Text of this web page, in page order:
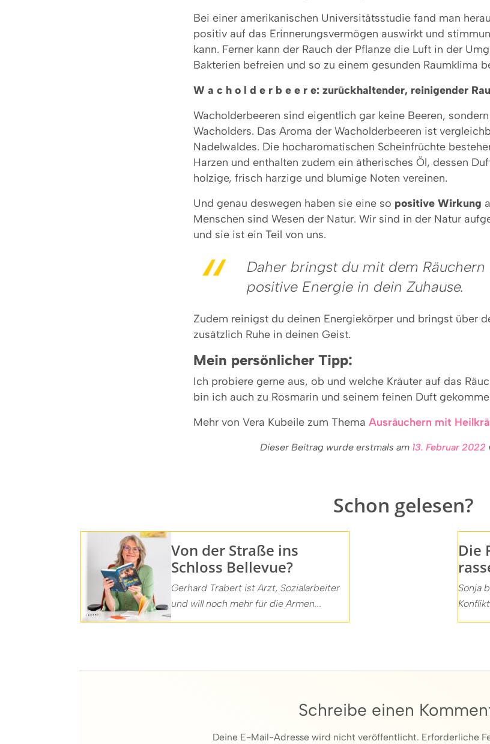
Bei einer amerikanischen Universitätsstudie fand man
positiv auf das Erinnerungsvermögen auswirkt und
kann. Ferner kann der Rauch der Pflanze die Luft in der
Bakterien befreien und so zu einem gesunden Raumklima
W a c h o l d e r b e e r e: zurückhaltender, reinigender
Wacholderbeeren sind eigentlich gar keine Beeren,
Wacholders. Das Aroma der Wacholderbeeren ist
Nadelwaldes. Die hocharomatischen Scheinfrüchte
Harzen und enthalten zudem ein ätherisches Öl, dessen
holzige, frisch harzige und blumige Noten vereinen.
Und genau deswegen haben sie eine so positive Wirkung
Menschen sind Wesen der Natur. Wir sind in der Natur
und sie ist ein Teil von uns.
Daher bringst du mit dem
positive Energie in dein Zuhause.
Zudem reinigst du deinen Energiekörper und bringst über
zusätzlich Ruhe in deinen Geist.
Mein persönlicher Tipp:
Ich probiere gerne aus, ob und welche Kräuter auf das
bin ich auch zu Rosmarin und seinem feinen Duft
Mehr von Vera Kubeile zum Thema Ausräuchern mit
Dieser Beitrag wurde erstmals am 13. Februar 2022
Schon gelesen?
Von der Straße ins
Schloss Bellevue?
Gerhard Trabert ist Arzt, Sozialarbeiter
und will noch mehr für die Armen...
Die
Sonja
Schreibe einen
Deine E-Mail-Adresse wird nicht veröffentlicht. Erforderliche